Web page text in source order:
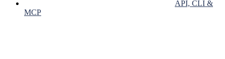
API, CLI &
MCP